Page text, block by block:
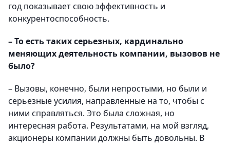
год показывает свою эффективность и
конкурентоспособность.
– То есть таких серьезных, кардинально
меняющих деятельность компании, вызовов не
было?
– Вызовы, конечно, были непростыми, но были и
серьезные усилия, направленные на то, чтобы с
ними справляться. Это была сложная, но
интересная работа. Результатами, на мой взгляд,
акционеры компании должны быть довольны. В